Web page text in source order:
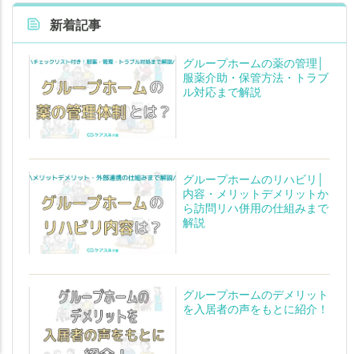
新着記事
グループホームの薬の管理│
服薬介助・保管方法・トラブ
ル対応まで解説
グループホームのリハビリ│
内容・メリットデメリットか
ら訪問リハ併用の仕組みまで
解説
グループホームのデメリット
を入居者の声をもとに紹介！
老人ホームの知りたいことがわかる
老人ホームの知りたいことがわかる